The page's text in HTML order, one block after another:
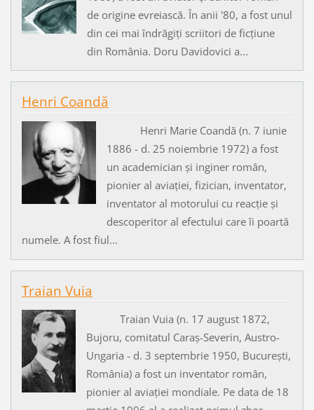
de origine evreiască. În anii '80, a fost unul
din cei mai îndrăgiți scriitori de ficțiune
din România. Doru Davidovici a...
Henri Coandă
Henri Marie Coandă (n. 7 iunie
1886 - d. 25 noiembrie 1972) a fost
un academician și inginer român,
pionier al aviației, fizician, inventator,
inventator al motorului cu reacție și
descoperitor al efectului care îi poartă
numele. A fost fiul...
Traian Vuia
Traian Vuia (n. 17 august 1872,
Bujoru, comitatul Caraș-Severin, Austro-
Ungaria - d. 3 septembrie 1950, București,
România) a fost un inventator român,
pionier al aviației mondiale. Pe data de 18